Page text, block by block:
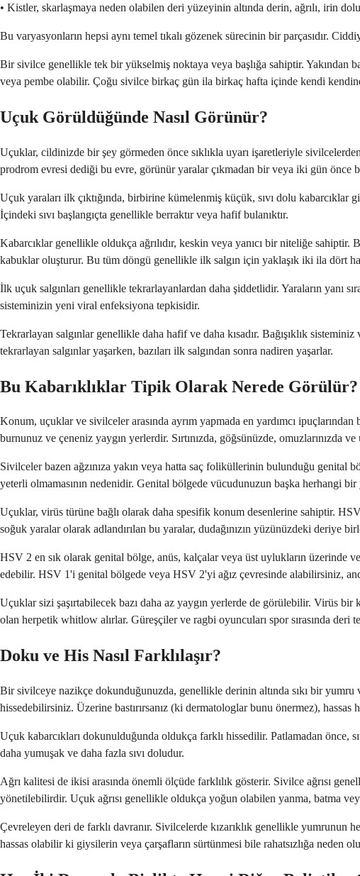
• Kistler, skarlaşmaya neden olabilen deri yüzeyinin altında derin, ağrılı, irin
Bu varyasyonların hepsi aynı temel tıkalı gözenek sürecinin bir parçasıdır.
Bir sivilce genellikle tek bir yükselmiş noktaya veya başlığa sahiptir. Yakından
veya pembe olabilir. Çoğu sivilce birkaç gün ila birkaç hafta içinde kendi
Uçuk Görüldüğünde Nasıl Görünür?
Uçuklar, cildinizde bir şey görmeden önce sıklıkla uyarı işaretleriyle
prodrom evresi dediği bu evre, görünür yaralar çıkmadan bir veya iki gün önce
Uçuk yaraları ilk çıktığında, birbirine kümelenmiş küçük, sıvı dolu
İçindeki sıvı başlangıçta genellikle berraktır veya hafif bulanıktır.
Kabarcıklar genellikle oldukça ağrılıdır, keskin veya yanıcı bir niteliğe
kabuklar oluşturur. Bu tüm döngü genellikle ilk salgın için yaklaşık iki ila dört
İlk uçuk salgınları genellikle tekrarlayanlardan daha şiddetlidir. Yaraların yanı
sisteminizin yeni viral enfeksiyona tepkisidir.
Tekrarlayan salgınlar genellikle daha hafif ve daha kısadır. Bağışıklık
tekrarlayan salgınlar yaşarken, bazıları ilk salgından sonra nadiren yaşarlar.
Bu Kabarıklıklar Tipik Olarak Nerede Görülür?
Konum, uçuklar ve sivilceler arasında ayrım yapmada en yardımcı
burnunuz ve çeneniz yaygın yerlerdir. Sırtınızda, göğsünüzde, omuzlarınızda
Sivilceler bazen ağzınıza yakın veya hatta saç foliküllerinin bulunduğu
yeterli olmamasının nedenidir. Genital bölgede vücudunuzun başka herhangi
Uçuklar, virüs türüne bağlı olarak daha spesifik konum desenlerine sahiptir.
soğuk yaralar olarak adlandırılan bu yaralar, dudağınızın yüzünüzdeki deriye
HSV 2 en sık olarak genital bölge, anüs, kalçalar veya üst uylukların
edebilir. HSV 1'i genital bölgede veya HSV 2'yi ağız çevresinde alabilirsiniz,
Uçuklar sizi şaşırtabilecek bazı daha az yaygın yerlerde de görülebilir. Virüs
olan herpetik whitlow alırlar. Güreşçiler ve ragbi oyuncuları spor sırasında
Doku ve His Nasıl Farklılaşır?
Bir sivilceye nazikçe dokunduğunuzda, genellikle derinin altında sıkı bir
hissedebilirsiniz. Üzerine bastırırsanız (ki dermatologlar bunu önermez),
Uçuk kabarcıkları dokunulduğunda oldukça farklı hissedilir. Patlamadan önce,
daha yumuşak ve daha fazla sıvı doludur.
Ağrı kalitesi de ikisi arasında önemli ölçüde farklılık gösterir. Sivilce ağrısı
yönetilebilirdir. Uçuk ağrısı genellikle oldukça yoğun olabilen yanma, batma
Çevreleyen deri de farklı davranır. Sivilcelerde kızarıklık genellikle yumrunun
hassas olabilir ki giysilerin veya çarşafların sürtünmesi bile rahatsızlığa neden